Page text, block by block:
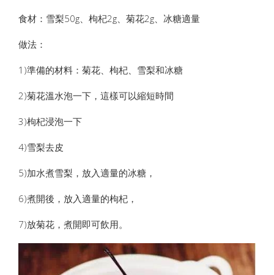
食材：雪梨50g、枸杞2g、菊花2g、冰糖適量
做法：
1)準備的材料：菊花、枸杞、雪梨和冰糖
2)菊花溫水泡一下，這樣可以縮短時間
3)枸杞浸泡一下
4)雪梨去皮
5)加水煮雪梨，放入適量的冰糖，
6)煮開後，放入適量的枸杞，
7)放菊花，煮開即可飲用。